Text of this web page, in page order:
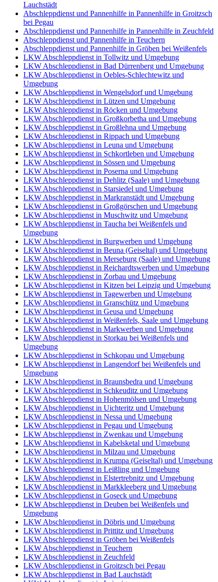
Lauchstädt
Abschleppdienst und Pannenhilfe in Pannenhilfe in Groitzsch
bei Pegau
Abschleppdienst und Pannenhilfe in Pannenhilfe in Zeuchfeld
Abschleppdienst und Pannenhilfe in Teuchern
Abschleppdienst und Pannenhilfe in Gröben bei Weißenfels
LKW Abschleppdienst in Tollwitz und Umgebung
LKW Abschleppdienst in Bad Dürrenberg und Umgebung
LKW Abschleppdienst in Oebles-Schlechtewitz und
Umgebung
LKW Abschleppdienst in Wengelsdorf und Umgebung
LKW Abschleppdienst in Lützen und Umgebung
LKW Abschleppdienst in Röcken und Umgebung
LKW Abschleppdienst in Großkorbetha und Umgebung
LKW Abschleppdienst in Großlehna und Umgebung
LKW Abschleppdienst in Rippach und Umgebung
LKW Abschleppdienst in Leuna und Umgebung
LKW Abschleppdienst in Schkortleben und Umgebung
LKW Abschleppdienst in Sössen und Umgebung
LKW Abschleppdienst in Poserna und Umgebung
LKW Abschleppdienst in Dehlitz (Saale) und Umgebung
LKW Abschleppdienst in Starsiedel und Umgebung
LKW Abschleppdienst in Markranstädt und Umgebung
LKW Abschleppdienst in Großgörschen und Umgebung
LKW Abschleppdienst in Muschwitz und Umgebung
LKW Abschleppdienst in Taucha bei Weißenfels und
Umgebung
LKW Abschleppdienst in Burgwerben und Umgebung
LKW Abschleppdienst in Beuna (Geiseltal) und Umgebung
LKW Abschleppdienst in Merseburg (Saale) und Umgebung
LKW Abschleppdienst in Reichardtswerben und Umgebung
LKW Abschleppdienst in Zorbau und Umgebung
LKW Abschleppdienst in Kitzen bei Leipzig und Umgebung
LKW Abschleppdienst in Tagewerben und Umgebung
LKW Abschleppdienst in Granschütz und Umgebung
LKW Abschleppdienst in Geusa und Umgebung
LKW Abschleppdienst in Weißenfels, Saale und Umgebung
LKW Abschleppdienst in Markwerben und Umgebung
LKW Abschleppdienst in Storkau bei Weißenfels und
Umgebung
LKW Abschleppdienst in Schkopau und Umgebung
LKW Abschleppdienst in Langendorf bei Weißenfels und
Umgebung
LKW Abschleppdienst in Braunsbedra und Umgebung
LKW Abschleppdienst in Schkeuditz und Umgebung
LKW Abschleppdienst in Hohenmölsen und Umgebung
LKW Abschleppdienst in Uichteritz und Umgebung
LKW Abschleppdienst in Nessa und Umgebung
LKW Abschleppdienst in Pegau und Umgebung
LKW Abschleppdienst in Zwenkau und Umgebung
LKW Abschleppdienst in Kabelsketal und Umgebung
LKW Abschleppdienst in Milzau und Umgebung
LKW Abschleppdienst in Krumpa (Geiseltal) und Umgebung
LKW Abschleppdienst in Leißling und Umgebung
LKW Abschleppdienst in Elstertrebnitz und Umgebung
LKW Abschleppdienst in Markkleeberg und Umgebung
LKW Abschleppdienst in Goseck und Umgebung
LKW Abschleppdienst in Deuben bei Weißenfels und
Umgebung
LKW Abschleppdienst in Döbris und Umgebung
LKW Abschleppdienst in Prittitz und Umgebung
LKW Abschleppdienst in Gröben bei Weißenfels
LKW Abschleppdienst in Teuchern
LKW Abschleppdienst in Zeuchfeld
LKW Abschleppdienst in Groitzsch bei Pegau
LKW Abschleppdienst in Bad Lauchstädt